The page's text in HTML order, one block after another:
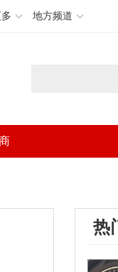
地方频道
热